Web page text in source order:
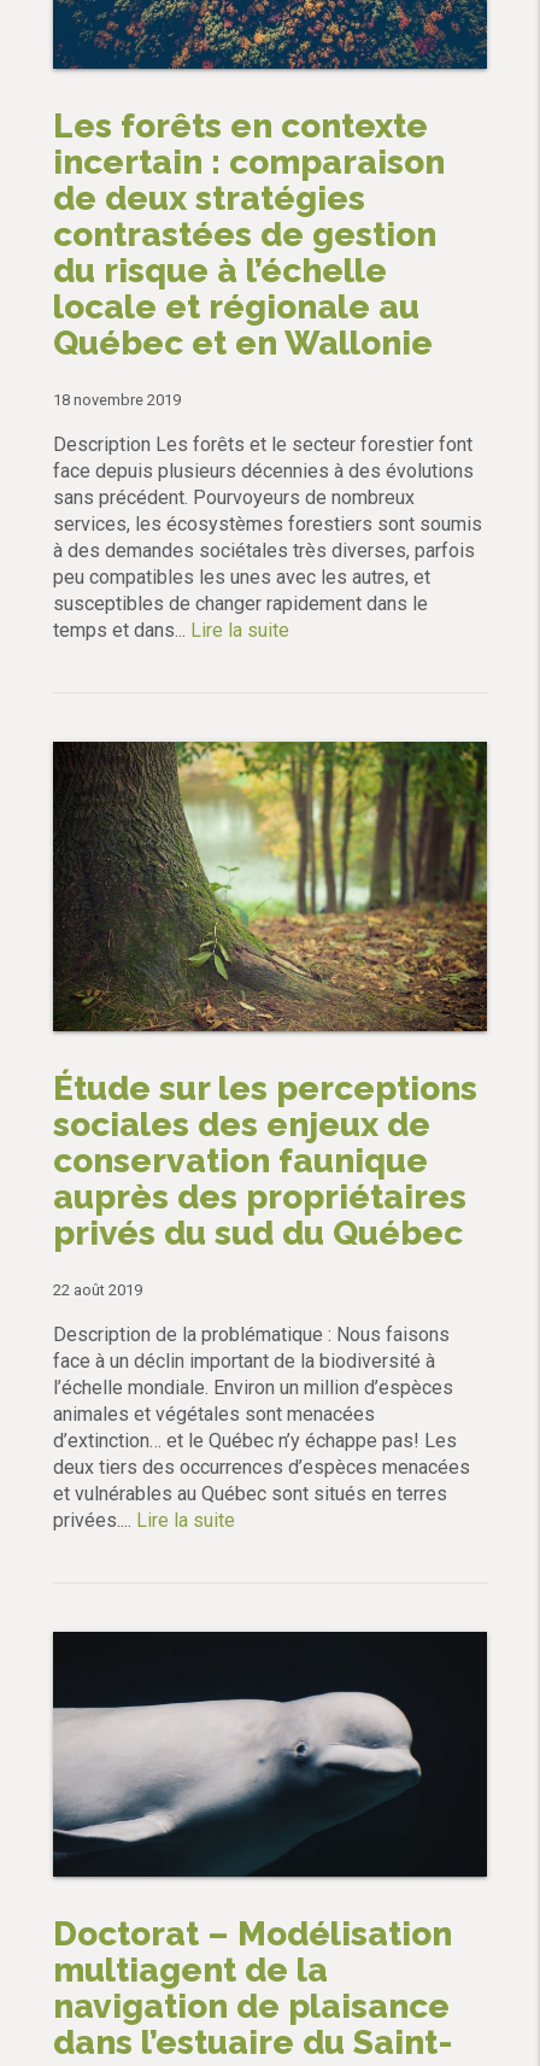
Les forêts en contexte
incertain : comparaison
de deux stratégies
contrastées de gestion
du risque à l’échelle
locale et régionale au
Québec et en Wallonie
18 novembre 2019
Description Les forêts et le secteur forestier font
face depuis plusieurs décennies à des évolutions
sans précédent. Pourvoyeurs de nombreux
services, les écosystèmes forestiers sont soumis
à des demandes sociétales très diverses, parfois
peu compatibles les unes avec les autres, et
susceptibles de changer rapidement dans le
temps et dans... Lire la suite
Étude sur les perceptions
sociales des enjeux de
conservation faunique
auprès des propriétaires
privés du sud du Québec
22 août 2019
Description de la problématique : Nous faisons
face à un déclin important de la biodiversité à
l’échelle mondiale. Environ un million d’espèces
animales et végétales sont menacées
d’extinction… et le Québec n’y échappe pas! Les
deux tiers des occurrences d’espèces menacées
et vulnérables au Québec sont situés en terres
privées.... Lire la suite
Doctorat – Modélisation
multiagent de la
navigation de plaisance
dans l’estuaire du Saint-